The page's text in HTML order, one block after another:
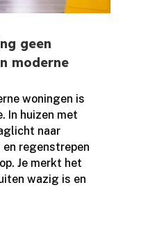
geen
moderne
woningen is
In huizen met
naar
en regenstrepen
Je merkt het
wazig is en